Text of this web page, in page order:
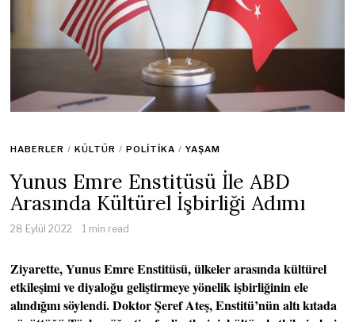
HABERLER / KÜLTÜR / POLITIKA / YAŞAM
Yunus Emre Enstitüsü İle ABD
Arasında Kültürel İşbirliği Adımı
28 Eylül 2022 1 min read
Ziyarette, Yunus Emre Enstitüsü, ülkeler arasında kültürel
etkileşimi ve diyaloğu geliştirmeye yönelik işbirliğinin ele
alındığını söylendi. Doktor Şeref Ateş, Enstitü’nün altı kıtada